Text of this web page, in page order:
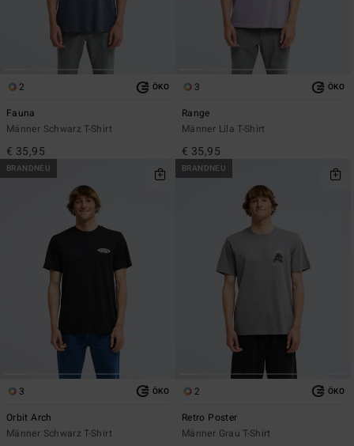
2 ÖKO
Fauna
Männer Schwarz T-Shirt
€ 35,95
3 ÖKO
Range
Männer Lila T-Shirt
€ 35,95
BRANDNEU
3 ÖKO
Orbit Arch
Männer Schwarz T-Shirt
BRANDNEU
2 ÖKO
Retro Poster
Männer Grau T-Shirt